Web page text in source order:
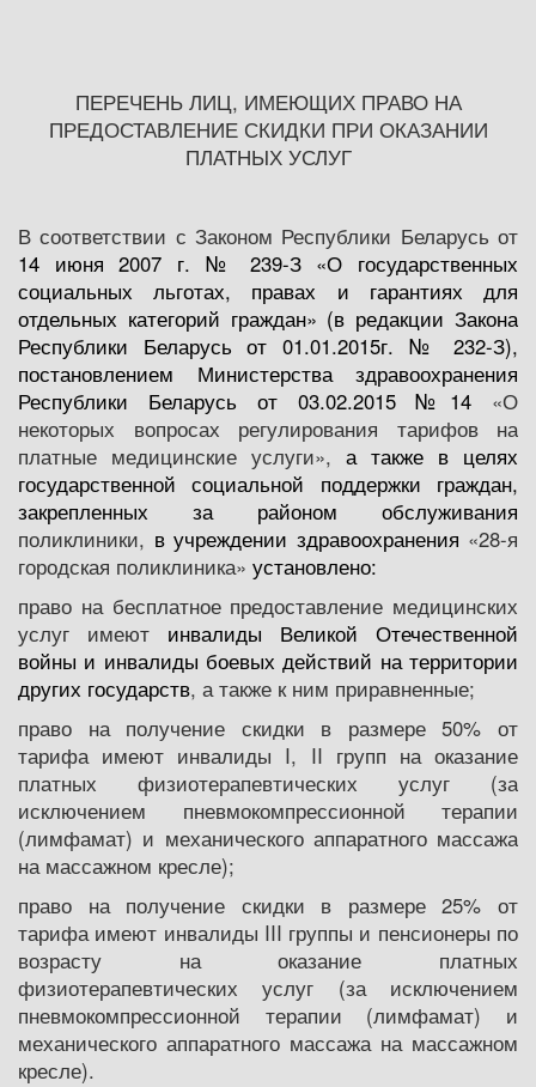
ПЕРЕЧЕНЬ ЛИЦ, ИМЕЮЩИХ ПРАВО НА
ПРЕДОСТАВЛЕНИЕ СКИДКИ ПРИ ОКАЗАНИИ
ПЛАТНЫХ УСЛУГ
В соответствии с Законом Республики Беларусь от
14 июня 2007 г. № 239-З «О государственных
социальных льготах, правах и гарантиях для
отдельных категорий граждан» (в редакции Закона
Республики Беларусь от 01.01.2015г. № 232-З),
постановлением Министерства здравоохранения
Республики Беларусь от 03.02.2015 №14 «О
некоторых вопросах регулирования тарифов на
платные медицинские услуги», а также в целях
государственной социальной поддержки граждан,
закрепленных за районом обслуживания
поликлиники, в учреждении здравоохранения «28-я
городская поликлиника» установлено:
право на бесплатное предоставление медицинских
услуг имеют инвалиды Великой Отечественной
войны и инвалиды боевых действий на территории
других государств, а также к ним приравненные;
право на получение скидки в размере 50% от
тарифа имеют инвалиды I, II групп на оказание
платных физиотерапевтических услуг (за
исключением пневмокомпрессионной терапии
(лимфамат) и механического аппаратного массажа
на массажном кресле);
право на получение скидки в размере 25% от
тарифа имеют инвалиды III группы и пенсионеры по
возрасту на оказание платных
физиотерапевтических услуг (за исключением
пневмокомпрессионной терапии (лимфамат) и
механического аппаратного массажа на массажном
кресле).